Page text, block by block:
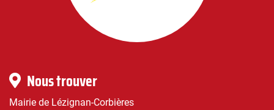
Infos
pratiques
Nous trouver
Mairie de Lézignan-Corbières